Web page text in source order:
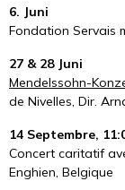
6. Juni
Fondation Servais
27 & 28 Juni
Mendelssohn-
de Nivelles, Dir.
14 Septembre,
Concert caritatif
Enghien, Belgique